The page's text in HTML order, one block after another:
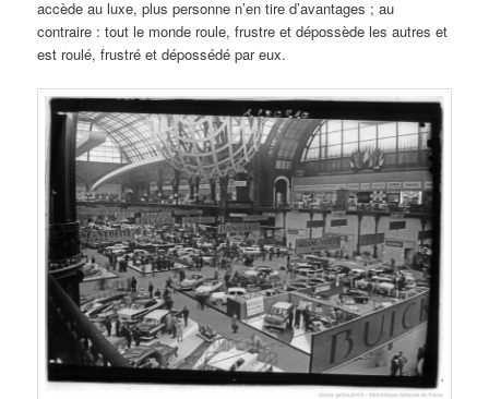
accède au luxe, plus personne n’en tire d’avantages ; au
contraire : tout le monde roule, frustre et dépossède les autres et
est roulé, frustré et dépossédé par eux.